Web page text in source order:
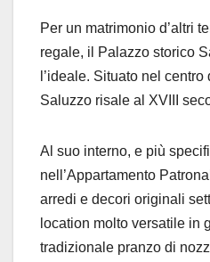
Per un matrimonio d’altri
regale, il Palazzo storico
l’ideale. Situato nel
Saluzzo risale al XVIII
Al suo interno, e più
nell’Appartamento
arredi e decori originali
location molto versatile in
tradizionale pranzo di